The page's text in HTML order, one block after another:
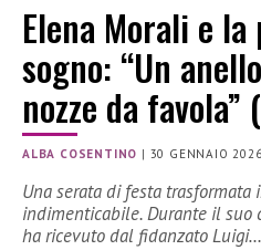
Elena Morali e
sogno: “Un
nozze da favola”
ALBA COSENTINO | 30 GENNAIO 2026
Una serata di festa trasformata
indimenticabile. Durante il suo
ha ricevuto dal fidanzato Luigi…